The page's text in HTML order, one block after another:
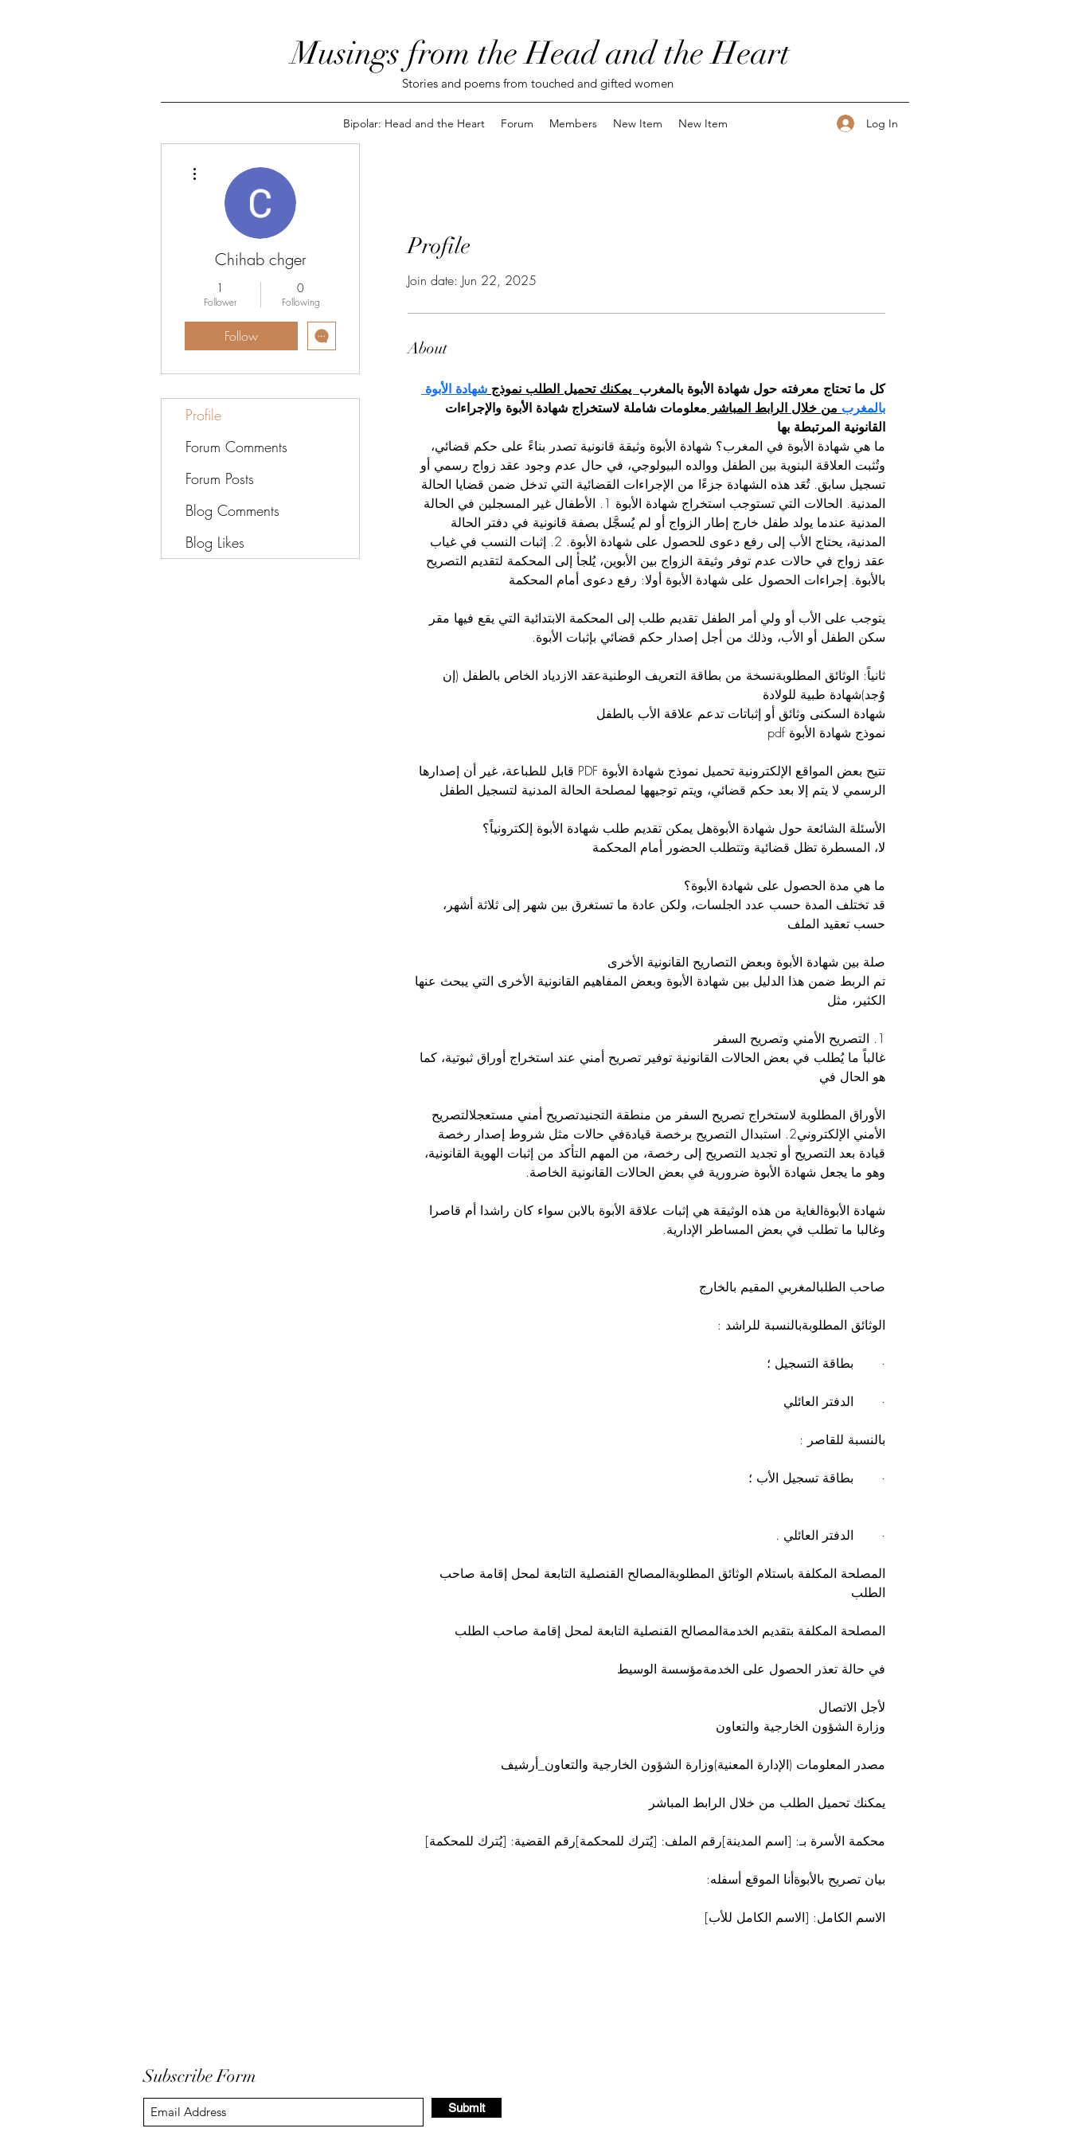
Musings from the Head and the Heart
Stories and poems from touched and gifted women
Bipolar: Head and the Heart Forum Members New Item New Item Log In
Profile
Join date: Jun 22, 2025
About
كل ما تحتاج معرفته حول شهادة الأبوة بالمغرب يمكنك تحميل الطلب نموذج شهادة الأبوة
بالمغرب من خلال الرابط المباشر معلومات شاملة لاستخراج شهادة الأبوة والإجراءات
القانونية المرتبطة بها
ما هي شهادة الأبوة في المغرب؟ شهادة الأبوة وثيقة قانونية تصدر بناءً على حكم قضائي،
وتُثبت العلاقة البنوية بين الطفل ووالده البيولوجي، في حال عدم وجود عقد زواج رسمي أو
تسجيل سابق. تُعَد هذه الشهادة جزءًا من الإجراءات القضائية التي تدخل ضمن قضايا الحالة
المدنية. الحالات التي تستوجب استخراج شهادة الأبوة 1. الأطفال غير المسجلين في الحالة
المدنية عندما يولد طفل خارج إطار الزواج أو لم يُسجَّل بصفة قانونية في دفتر الحالة
المدنية، يحتاج الأب إلى رفع دعوى للحصول على شهادة الأبوة. 2. إثبات النسب في غياب
عقد زواج في حالات عدم توفر وثيقة الزواج بين الأبوين، يُلجأ إلى المحكمة لتقديم التصريح
بالأبوة. إجراءات الحصول على شهادة الأبوة أولا: رفع دعوى أمام المحكمة
يتوجب على الأب أو ولي أمر الطفل تقديم طلب إلى المحكمة الابتدائية التي يقع فيها مقر
سكن الطفل أو الأب، وذلك من أجل إصدار حكم قضائي بإثبات الأبوة.
ثانياً: الوثائق المطلوبةنسخة من بطاقة التعريف الوطنيةعقد الازدياد الخاص بالطفل (إن
وُجد)شهادة طبية للولادة
شهادة السكنى وثائق أو إثباتات تدعم علاقة الأب بالطفل
نموذج شهادة الأبوة pdf
تتيح بعض المواقع الإلكترونية تحميل نموذج شهادة الأبوة PDF قابل للطباعة، غير أن إصدارها
الرسمي لا يتم إلا بعد حكم قضائي، ويتم توجيهها لمصلحة الحالة المدنية لتسجيل الطفل
الأسئلة الشائعة حول شهادة الأبوةهل يمكن تقديم طلب شهادة الأبوة إلكترونياً؟
لا، المسطرة تظل قضائية وتتطلب الحضور أمام المحكمة
ما هي مدة الحصول على شهادة الأبوة؟
قد تختلف المدة حسب عدد الجلسات، ولكن عادة ما تستغرق بين شهر إلى ثلاثة أشهر،
حسب تعقيد الملف
صلة بين شهادة الأبوة وبعض التصاريح القانونية الأخرى
تم الربط ضمن هذا الدليل بين شهادة الأبوة وبعض المفاهيم القانونية الأخرى التي يبحث عنها
الكثير، مثل
1. التصريح الأمني وتصريح السفر
غالباً ما يُطلب في بعض الحالات القانونية توفير تصريح أمني عند استخراج أوراق ثبوتية، كما
هو الحال في
الأوراق المطلوبة لاستخراج تصريح السفر من منطقة التجنيدتصريح أمني مستعجلالتصريح
الأمني الإلكتروني2. استبدال التصريح برخصة قيادةفي حالات مثل شروط إصدار رخصة
قيادة بعد التصريح أو تجديد التصريح إلى رخصة، من المهم التأكد من إثبات الهوية القانونية،
وهو ما يجعل شهادة الأبوة ضرورية في بعض الحالات القانونية الخاصة.
شهادة الأبوةالغاية من هذه الوثيقة هي إثبات علاقة الأبوة بالابن سواء كان راشدا أم قاصرا
وغالبا ما تطلب في بعض المساطر الإدارية.
صاحب الطلبالمغربي المقيم بالخارج
الوثائق المطلوبةبالنسبة للراشد :
·       بطاقة التسجيل ؛
·       الدفتر العائلي
بالنسبة للقاصر :
·       بطاقة تسجيل الأب ؛
·       الدفتر العائلي .
المصلحة المكلفة باستلام الوثائق المطلوبةالمصالح القنصلية التابعة لمحل إقامة صاحب
الطلب
المصلحة المكلفة بتقديم الخدمةالمصالح القنصلية التابعة لمحل إقامة صاحب الطلب
في حالة تعذر الحصول على الخدمةمؤسسة الوسيط
لأجل الاتصال
وزارة الشؤون الخارجية والتعاون
مصدر المعلومات (الإدارة المعنية)وزارة الشؤون الخارجية والتعاون_أرشيف
يمكنك تحميل الطلب من خلال الرابط المباشر
محكمة الأسرة بـ: [اسم المدينة]رقم الملف: [يُترك للمحكمة]رقم القضية: [يُترك للمحكمة]
بيان تصريح بالأبوةأنا الموقع أسفله:
الاسم الكامل: [الاسم الكامل للأب]
Profile
Forum Comments
Forum Posts
Blog Comments
Blog Likes
Chihab chger
1
Follower
0
Following
Follow
Subscribe Form
Submit